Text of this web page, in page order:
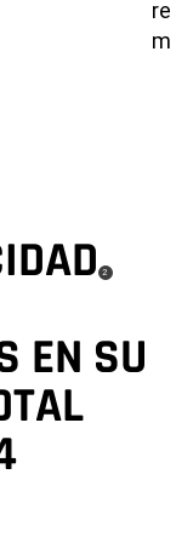
(
DISCLOSURE
2 )
EN SU